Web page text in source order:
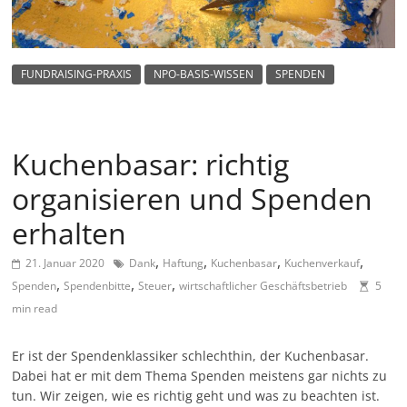
m
a
g
n
f
r
S
o
i
a
l
FUNDRAISING-PRAXIS NPO-BASIS-WISSEN SPENDEN
Kuchenbasar: richtig
organisieren und Spenden
erhalten
21. Januar 2020 Dank, Haftung, Kuchenbasar, Kuchenverkauf,
Spenden,Spendenbitte,Steuer,wirtschaftlicher Geschäftsbetrieb
5
min read
Er ist der Spendenklassiker schlechthin, der Kuchenbasar.
Dabei hat er mit dem Thema Spenden meistens gar nichts zu
tun. Wir zeigen, wie es richtig geht und was zu beachten ist.